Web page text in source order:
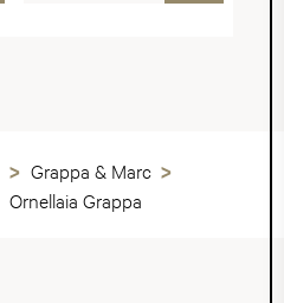
Grappa & Marc
Ornellaia Grappa